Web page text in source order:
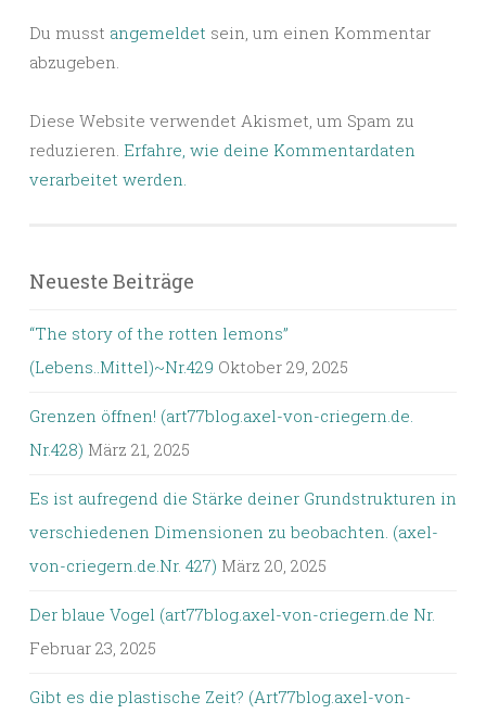
Du musst angemeldet sein, um einen Kommentar
abzugeben.
Diese Website verwendet Akismet, um Spam zu
reduzieren. Erfahre, wie deine Kommentardaten
verarbeitet werden.
Neueste Beiträge
“The story of the rotten lemons”
(Lebens..Mittel)~Nr.429 Oktober 29, 2025
Grenzen öffnen! (art77blog.axel-von-criegern.de.
Nr.428) März 21, 2025
Es ist aufregend die Stärke deiner Grundstrukturen in
verschiedenen Dimensionen zu beobachten. (axel-
von-criegern.de.Nr. 427) März 20, 2025
Der blaue Vogel (art77blog.axel-von-criegern.de Nr.
Februar 23, 2025
Gibt es die plastische Zeit? (Art77blog.axel-von-